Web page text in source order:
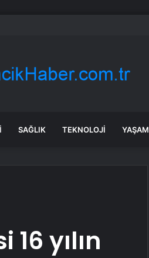
diyerek tedavi sürecini anlattı
SAĞLIK TEKNOLOJI YAŞAM
yılın